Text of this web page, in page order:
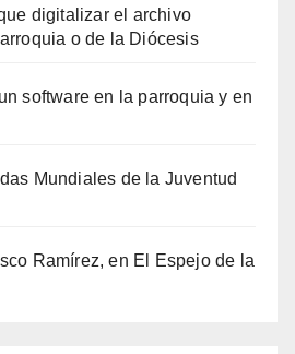
digitalizar el archivo
o de la Diócesis
software en la parroquia y en
Mundiales de la Juventud
Ramírez, en El Espejo de la